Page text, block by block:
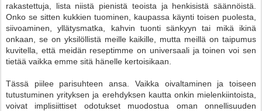
rakastettuja, lista niistä pienistä teoista ja henkisistä säännöistä.
Onko se sitten kukkien tuominen, kaupassa käynti toisen puolesta,
siivoaminen, yllätysmatka, kahvin tuonti sänkyyn tai mikä ikinä
onkaan, se on yksilöllistä meille kaikille, mutta meillä on taipumus
kuvitella, että meidän reseptimme on universaali ja toinen voi sen
tietää vaikka emme sitä hänelle kertoisikaan.
Tässä piilee parisuhteen ansa. Vaikka oivaltaminen ja toiseen
tutustuminen yrityksen ja erehdyksen kautta onkin mielenkiintoista,
voivat implisiittiset odotukset muodostua oman onnellisuuden